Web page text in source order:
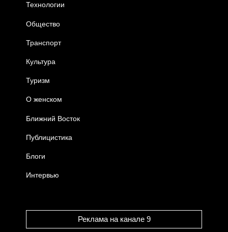
Технологии
Общество
Транспорт
Культура
Туризм
О женском
Ближний Восток
Публицистика
Блоги
Интервью
Реклама на канале 9